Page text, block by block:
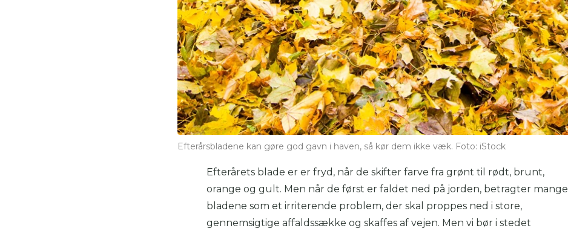
Efterårsbladene kan gøre god gavn i haven, så kør dem ikke væk. Foto: iStock
Efterårets blade er er fryd, når de skifter farve fra grønt til rødt, brunt,
orange og gult. Men når de først er faldet ned på jorden, betragter mange
bladene som et irriterende problem, der skal proppes ned i store,
gennemsigtige affaldssække og skaffes af vejen. Men vi bør i stedet